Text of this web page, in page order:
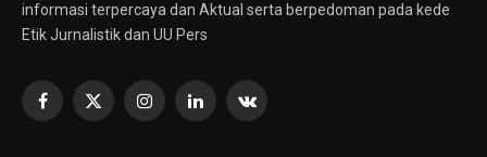
informasi terpercaya dan Aktual serta berpedoman pada kede
Etik Jurnalistik dan UU Pers
Facebook
X
InstagramLinkedInVKontakte